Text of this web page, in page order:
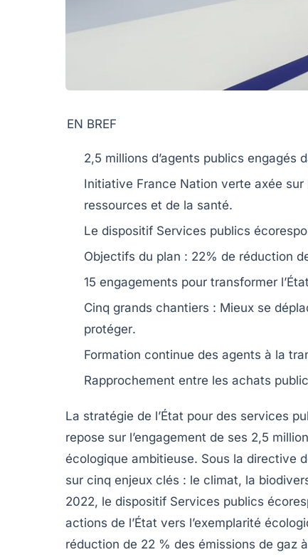
EN BREF
2,5 millions d’agents publics engagés
Initiative France Nation verte axée sur
ressources et de la santé.
Le dispositif Services publics
Objectifs du plan : 22% de réduction
15 engagements pour transformer
Cinq grands chantiers : Mieux se
protéger.
Formation continue des agents à la
Rapprochement entre les achats
La stratégie de l’État pour des services
repose sur l’engagement de ses 2,5
écologique ambitieuse. Sous la directive
sur cinq enjeux clés : le climat, la
2022, le dispositif Services publics
actions de l’État vers l’exemplarité
réduction de 22 % des émissions de gaz